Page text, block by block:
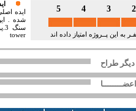
2
3
4
5
به این پــروژه امتیاز داده اند
ایده
tower
طراح